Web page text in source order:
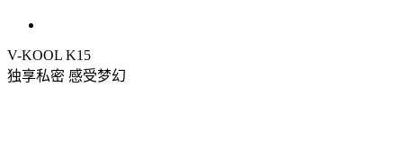
V-KOOL K15
独享私密 感受梦幻